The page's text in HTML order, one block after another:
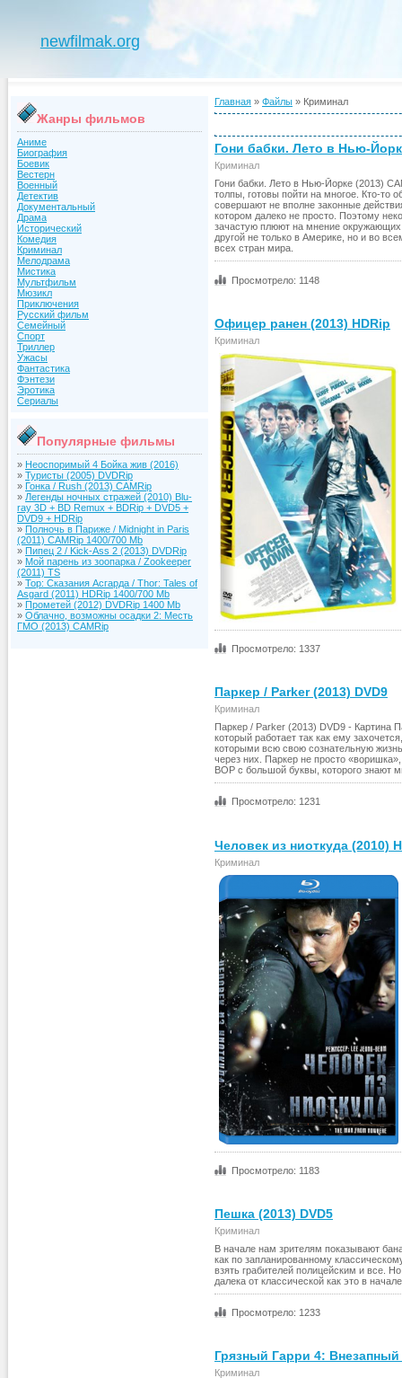
newfilmak.org
Жанры фильмов
Аниме
Биография
Боевик
Вестерн
Военный
Детектив
Документальный
Драма
Исторический
Комедия
Криминал
Мелодрама
Мистика
Мультфильм
Мюзикл
Приключения
Русский фильм
Семейный
Спорт
Триллер
Ужасы
Фантастика
Фэнтези
Эротика
Сериалы
Популярные фильмы
» Неоспоримый 4 Бойка жив (2016)
» Туристы (2005) DVDRip
» Гонка / Rush (2013) CAMRip
» Легенды ночных стражей (2010) Blu-
ray 3D + BD Remux + BDRip + DVD5 +
DVD9 + HDRip
» Полночь в Париже / Midnight in Paris
(2011) CAMRip 1400/700 Mb
» Пипец 2 / Kick-Ass 2 (2013) DVDRip
» Мой парень из зоопарка / Zookeeper
(2011) TS
» Тор: Сказания Асгарда / Thor: Tales of
Asgard (2011) HDRip 1400/700 Mb
» Прометей (2012) DVDRip 1400 Mb
» Облачно, возможны осадки 2: Месть
ГМО (2013) CAMRip
Главная » Файлы » Криминал
Гони бабки. Лето в Нью-
Криминал
Гони бабки. Лето в Нью-Йорке (2013)
толпы, готовы пойти на многое. Кто-то
совершают не вполне законные
котором далеко не просто. Поэтому
зачастую плюют на мнение
другой не только в Америке, но и во
всех стран мира.
Просмотрело: 1148
Офицер ранен (2013) HDRip
Криминал
Просмотрело: 1337
Паркер / Parker (2013) DVD9
Криминал
Паркер / Parker (2013) DVD9 - Картина
который работает так как ему
которыми всю свою сознательную
через них. Паркер не просто
ВОР с большой буквы, которого знают
Просмотрело: 1231
Человек из ниоткуда (2010)
Криминал
Просмотрело: 1183
Пешка (2013) DVD5
Криминал
В начале нам зрителям показывают
как по запланированному
взять грабителей полицейским и все.
далека от классической как это в
Просмотрело: 1233
Грязный Гарри 4: Внезапный
Криминал